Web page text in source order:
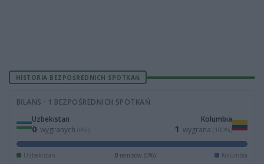
HISTORIA BEZPOŚREDNICH SPOTKAŃ
BILANS · 1 BEZPOŚREDNICH SPOTKAŃ
Uzbekistan
0 wygranych (0%)
Kolumbia
1 wygrana (100%)
Uzbekistan 0 remisów (0%) Kolumbia